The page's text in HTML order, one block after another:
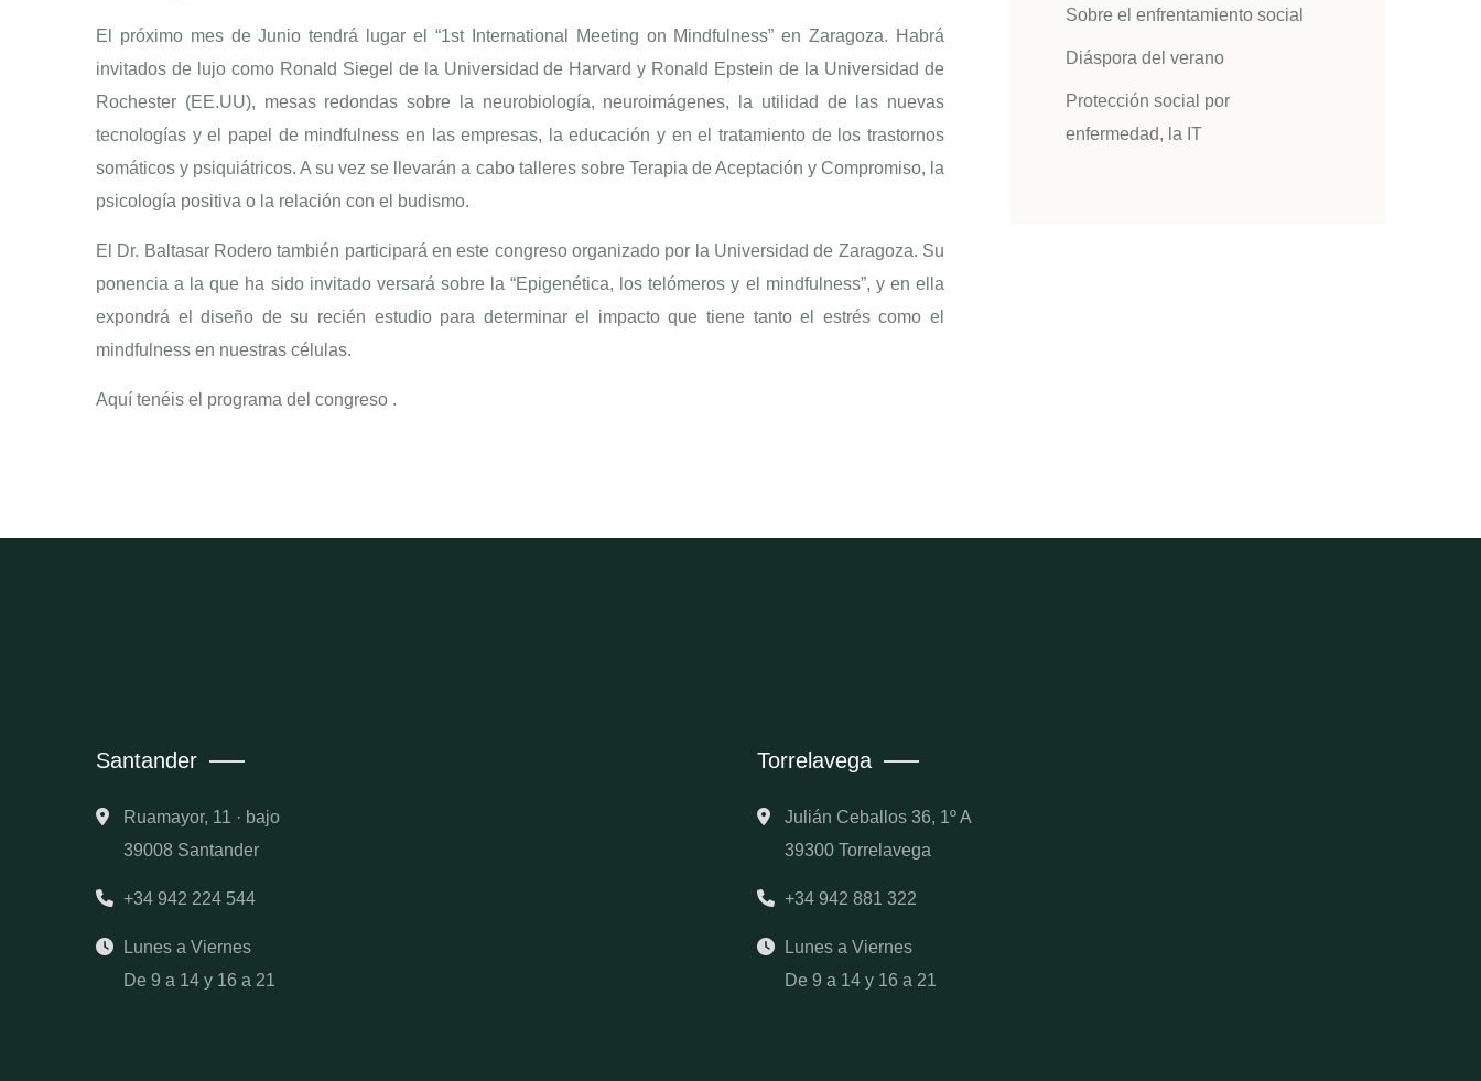
El próximo mes de Junio tendrá lugar el “1st International Meeting on Mindfulness” en Zaragoza. Habrá
invitados de lujo como Ronald Siegel de la Universidad de Harvard y Ronald Epstein de la Universidad de
Rochester (EE.UU), mesas redondas sobre la neurobiología, neuroimágenes, la utilidad de las nuevas
tecnologías y el papel de mindfulness en las empresas, la educación y en el tratamiento de los trastornos
somáticos y psiquiátricos. A su vez se llevarán a cabo talleres sobre Terapia de Aceptación y Compromiso, la
psicología positiva o la relación con el budismo.
El Dr. Baltasar Rodero también participará en este congreso organizado por la Universidad de Zaragoza. Su
ponencia a la que ha sido invitado versará sobre la “Epigenética, los telómeros y el mindfulness”, y en ella
expondrá el diseño de su recién estudio para determinar el impacto que tiene tanto el estrés como el
mindfulness en nuestras células.
Aquí tenéis el programa del congreso .
Sobre el enfrentamiento social
Diáspora del verano
Protección social por
enfermedad, la IT
Santander
Ruamayor, 11 · bajo
39008 Santander
+34 942 224 544
Lunes a Viernes
De 9 a 14 y 16 a 21
Torrelavega
Julián Ceballos 36, 1º A
39300 Torrelavega
+34 942 881 322
Lunes a Viernes
De 9 a 14 y 16 a 21